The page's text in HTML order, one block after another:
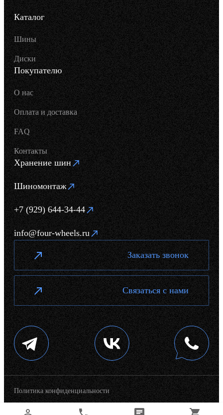
Каталог
Шины
Диски
Покупателю
О нас
Оплата и доставка
FAQ
Контакты
Хранение шин
Шиномонтаж
+7 (929) 644-34-44
info@four-wheels.ru
Заказать звонок
Связаться с нами
Политика конфиденциальности